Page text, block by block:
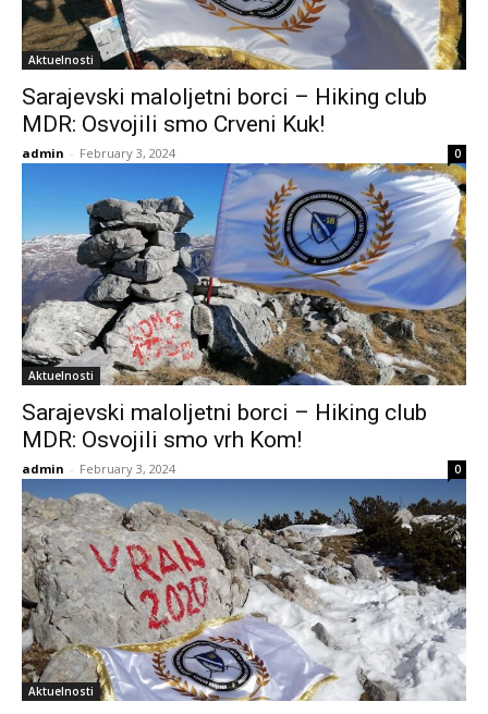
Aktuelnosti
Sarajevski maloljetni borci – Hiking club
MDR: Osvojili smo Crveni Kuk!
admin - February 3, 2024 0
Aktuelnosti
Sarajevski maloljetni borci – Hiking club
MDR: Osvojili smo vrh Kom!
admin - February 3, 2024 0
Aktuelnosti